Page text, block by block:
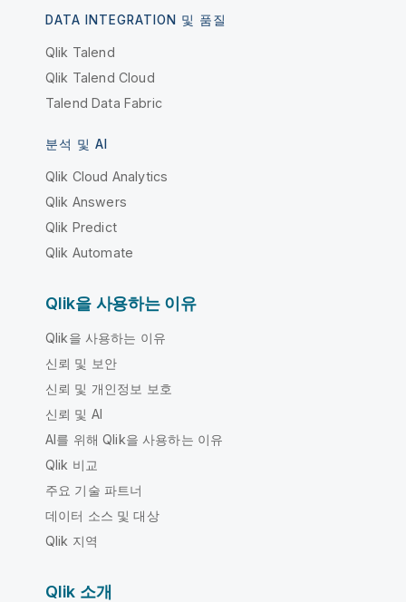
DATA INTEGRATION 및 품질
Qlik Talend
Qlik Talend Cloud
Talend Data Fabric
분석 및 AI
Qlik Cloud Analytics
Qlik Answers
Qlik Predict
Qlik Automate
Qlik을 사용하는 이유
Qlik을 사용하는 이유
신뢰 및 보안
신뢰 및 개인정보 보호
신뢰 및 AI
AI를 위해 Qlik을 사용하는 이유
Qlik 비교
주요 기술 파트너
데이터 소스 및 대상
Qlik 지역
Qlik 소개